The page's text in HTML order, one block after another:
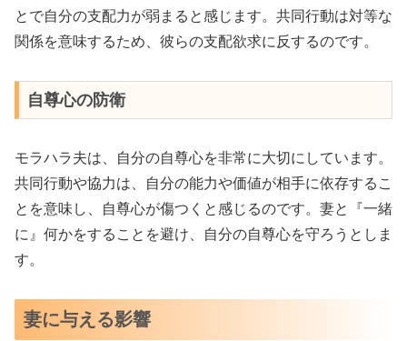
とで自分の支配力が弱まると感じます。共同行動は対等な
関係を意味するため、彼らの支配欲求に反するのです。
自尊心の防衛
モラハラ夫は、自分の自尊心を非常に大切にしています。
共同行動や協力は、自分の能力や価値が相手に依存するこ
とを意味し、自尊心が傷つくと感じるのです。妻と『一緒
に』何かをすることを避け、自分の自尊心を守ろうとしま
す。
妻に与える影響